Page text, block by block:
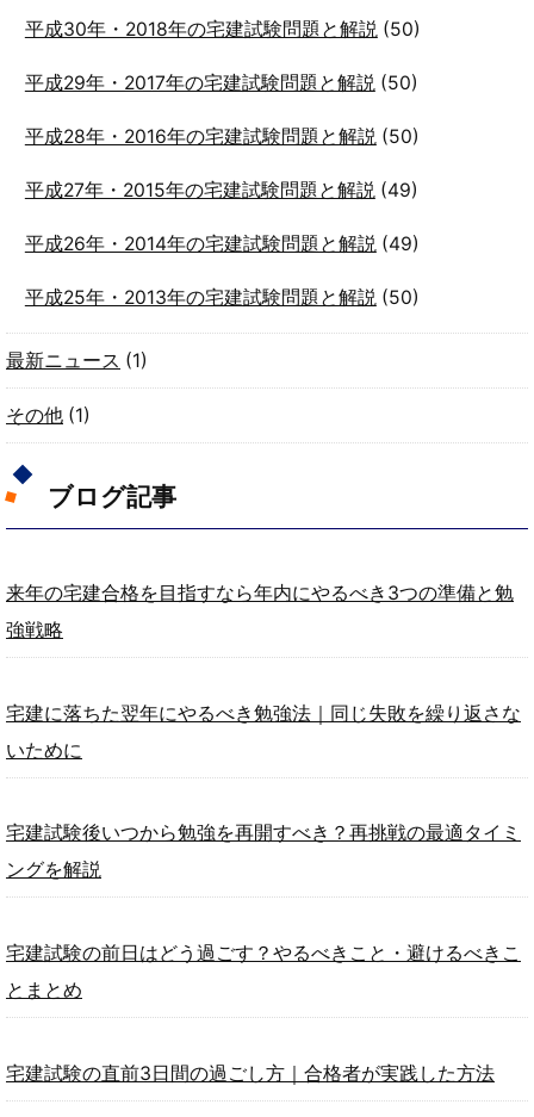
平成30年・2018年の宅建試験問題と解説 (50)
平成29年・2017年の宅建試験問題と解説 (50)
平成28年・2016年の宅建試験問題と解説 (50)
平成27年・2015年の宅建試験問題と解説 (49)
平成26年・2014年の宅建試験問題と解説 (49)
平成25年・2013年の宅建試験問題と解説 (50)
最新ニュース (1)
その他 (1)
ブログ記事
来年の宅建合格を目指すなら年内にやるべき3つの準備と勉
強戦略
宅建に落ちた翌年にやるべき勉強法｜同じ失敗を繰り返さな
いために
宅建試験後いつから勉強を再開すべき？再挑戦の最適タイミ
ングを解説
宅建試験の前日はどう過ごす？やるべきこと・避けるべきこ
とまとめ
宅建試験の直前3日間の過ごし方｜合格者が実践した方法